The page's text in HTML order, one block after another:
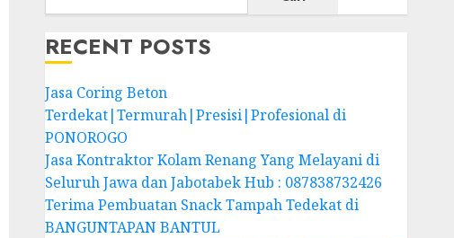
RECENT POSTS
Jasa Coring Beton
Terdekat|Termurah|Presisi|Profesional di
PONOROGO
Jasa Kontraktor Kolam Renang Yang Melayani di
Seluruh Jawa dan Jabotabek Hub : 087838732426
Terima Pembuatan Snack Tampah Tedekat di
BANGUNTAPAN BANTUL